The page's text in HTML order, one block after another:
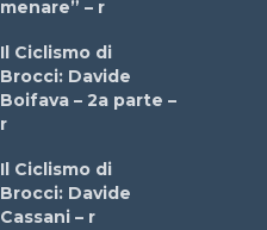
menare” – r
Il Ciclismo di
Brocci: Davide
Boifava – 2a parte –
r
Il Ciclismo di
Brocci: Davide
Cassani – r